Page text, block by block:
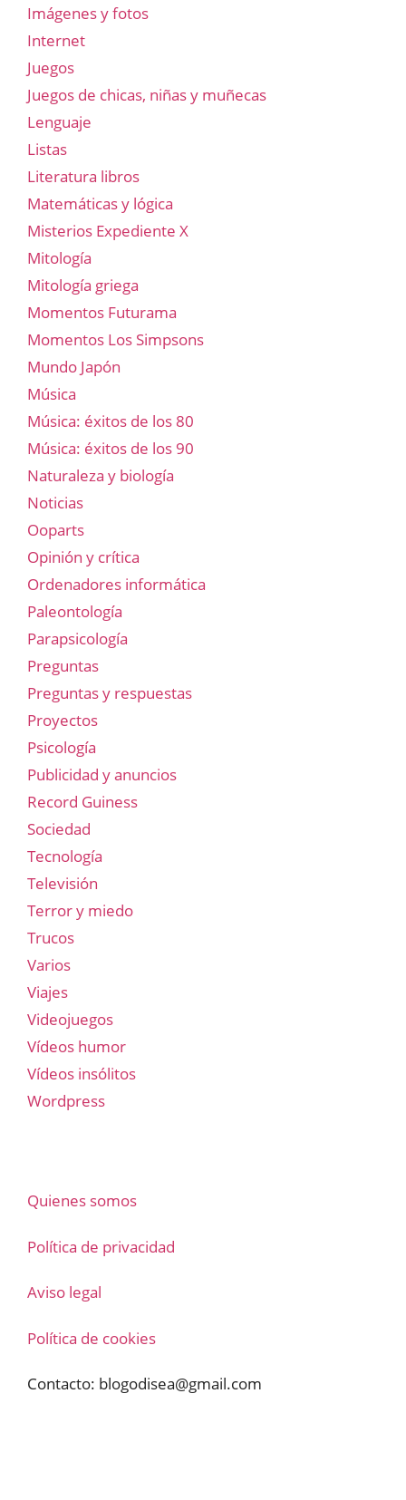
Imágenes y fotos
Internet
Juegos
Juegos de chicas, niñas y muñecas
Lenguaje
Listas
Literatura libros
Matemáticas y lógica
Misterios Expediente X
Mitología
Mitología griega
Momentos Futurama
Momentos Los Simpsons
Mundo Japón
Música
Música: éxitos de los 80
Música: éxitos de los 90
Naturaleza y biología
Noticias
Ooparts
Opinión y crítica
Ordenadores informática
Paleontología
Parapsicología
Preguntas
Preguntas y respuestas
Proyectos
Psicología
Publicidad y anuncios
Record Guiness
Sociedad
Tecnología
Televisión
Terror y miedo
Trucos
Varios
Viajes
Videojuegos
Vídeos humor
Vídeos insólitos
Wordpress
Quienes somos
Política de privacidad
Aviso legal
Política de cookies
Contacto: blogodisea@gmail.com